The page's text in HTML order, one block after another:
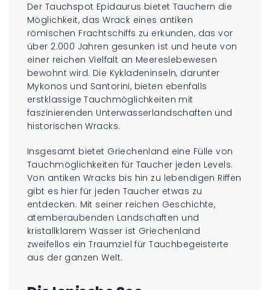
Der Tauchspot Epidaurus bietet Tauchern die
Möglichkeit, das Wrack eines antiken
römischen Frachtschiffs zu erkunden, das vor
über 2.000 Jahren gesunken ist und heute von
einer reichen Vielfalt an Meereslebewesen
bewohnt wird. Die Kykladeninseln, darunter
Mykonos und Santorini, bieten ebenfalls
erstklassige Tauchmöglichkeiten mit
faszinierenden Unterwasserlandschaften und
historischen Wracks.
Insgesamt bietet Griechenland eine Fülle von
Tauchmöglichkeiten für Taucher jeden Levels.
Von antiken Wracks bis hin zu lebendigen Riffen
gibt es hier für jeden Taucher etwas zu
entdecken. Mit seiner reichen Geschichte,
atemberaubenden Landschaften und
kristallklarem Wasser ist Griechenland
zweifellos ein Traumziel für Tauchbegeisterte
aus der ganzen Welt.